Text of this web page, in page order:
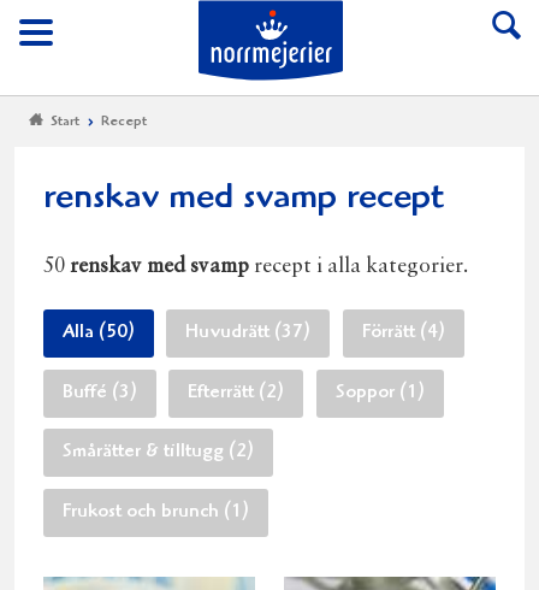
Meny
Till Norrmejerier
Start Recept
renskav med svamp recept
50 renskav med svamp recept i alla kategorier.
Alla (50) Huvudrätt (37) Förrätt (4)
Buffé (3) Efterrätt (2) Soppor (1)
Smårätter & tilltugg (2)
Frukost och brunch (1)